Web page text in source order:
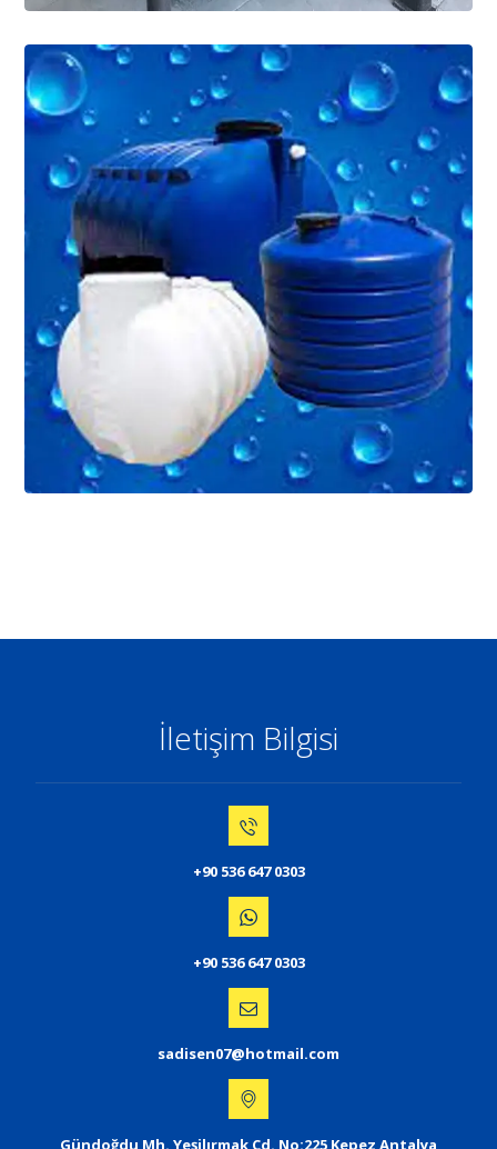
İletişim Bilgisi
+90 536 647 0303
+90 536 647 0303
sadisen07@hotmail.com
Gündoğdu Mh. Yeşilırmak Cd. No:225 Kepez Antalya